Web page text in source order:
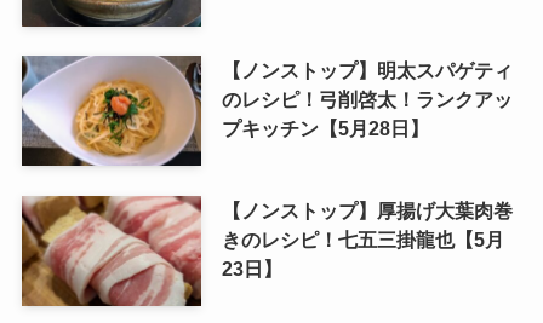
【ノンストップ】明太スパゲティ
のレシピ！弓削啓太！ランクアッ
プキッチン【5月28日】
【ノンストップ】厚揚げ大葉肉巻
きのレシピ！七五三掛龍也【5月
23日】